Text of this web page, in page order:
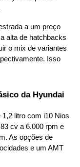
a um preço
alta de hatchbacks
o mix de variantes
Isso
da Hyundai
litro com i10 Nios
cv a 6.000 rpm e
As opções de
e um AMT